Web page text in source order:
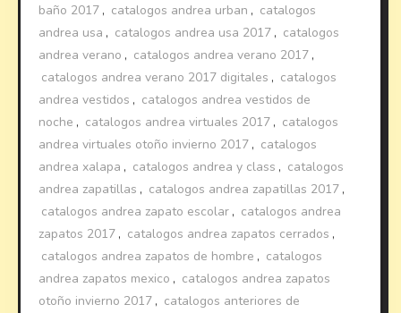
baño 2017 , catalogos andrea urban , catalogos
andrea usa , catalogos andrea usa 2017 , catalogos
andrea verano , catalogos andrea verano 2017 ,
catalogos andrea verano 2017 digitales , catalogos
andrea vestidos , catalogos andrea vestidos de
noche , catalogos andrea virtuales 2017 , catalogos
andrea virtuales otoño invierno 2017 , catalogos
andrea xalapa , catalogos andrea y class , catalogos
andrea zapatillas , catalogos andrea zapatillas 2017 ,
catalogos andrea zapato escolar , catalogos andrea
zapatos 2017 , catalogos andrea zapatos cerrados ,
catalogos andrea zapatos de hombre , catalogos
andrea zapatos mexico , catalogos andrea zapatos
otoño invierno 2017 , catalogos anteriores de